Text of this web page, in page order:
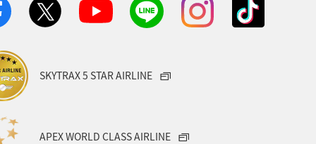
SKYTRAX 5 STAR AIRLINE
APEX WORLD CLASS AIRLINE